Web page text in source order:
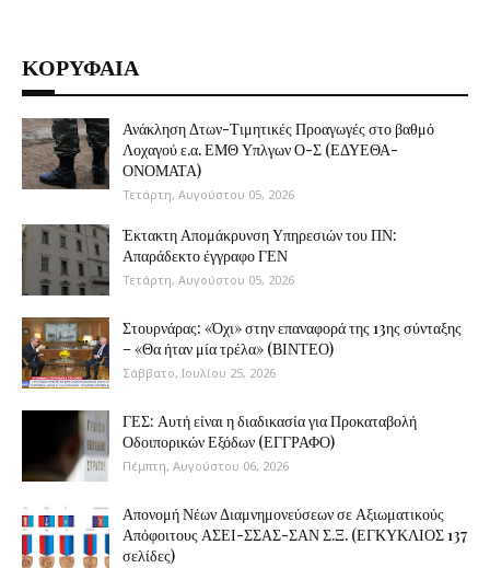
ΚΟΡΥΦΑΙΑ
Ανάκληση Δτων-Τιμητικές Προαγωγές στο βαθμό
Λοχαγού ε.α. ΕΜΘ Υπλγων Ο-Σ (ΕΔΥΕΘΑ-
ΟΝΟΜΑΤΑ)
Τετάρτη, Αυγούστου 05, 2026
Έκτακτη Απομάκρυνση Υπηρεσιών του ΠΝ:
Απαράδεκτο έγγραφο ΓΕΝ
Τετάρτη, Αυγούστου 05, 2026
Στουρνάρας: «Όχι» στην επαναφορά της 13ης σύνταξης
– «Θα ήταν μία τρέλα» (ΒΙΝΤΕΟ)
Σάββατο, Ιουλίου 25, 2026
ΓΕΣ: Αυτή είναι η διαδικασία για Προκαταβολή
Οδοιπορικών Εξόδων (ΕΓΓΡΑΦΟ)
Πέμπτη, Αυγούστου 06, 2026
Απονομή Νέων Διαμνημονεύσεων σε Αξιωματικούς
Απόφοιτους ΑΣΕΙ-ΣΣΑΣ-ΣΑΝ Σ.Ξ. (ΕΓΚΥΚΛΙΟΣ 137
σελίδες)